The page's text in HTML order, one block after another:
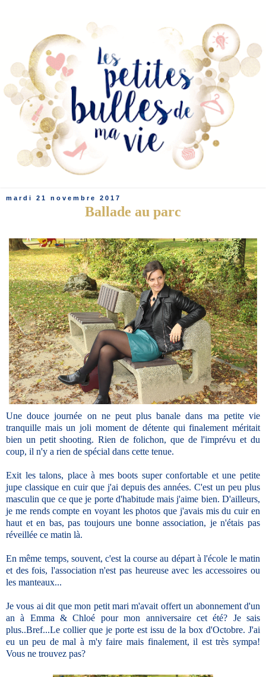
mardi 21 novembre 2017
Ballade au parc
Une douce journée on ne peut plus banale dans ma petite vie
tranquille mais un joli moment de détente qui finalement méritait
bien un petit shooting. Rien de folichon, que de l'imprévu et du
coup, il n'y a rien de spécial dans cette tenue.
Exit les talons, place à mes boots super confortable et une petite
jupe classique en cuir que j'ai depuis des années. C'est un peu plus
masculin que ce que je porte d'habitude mais j'aime bien. D'ailleurs,
je me rends compte en voyant les photos que j'avais mis du cuir en
haut et en bas, pas toujours une bonne association, je n'étais pas
réveillée ce matin là.
En même temps, souvent, c'est la course au départ à l'école le matin
et des fois, l'association n'est pas heureuse avec les accessoires ou
les manteaux...
Je vous ai dit que mon petit mari m'avait offert un abonnement d'un
an à Emma & Chloé pour mon anniversaire cet été? Je sais
plus..Bref...Le collier que je porte est issu de la box d'Octobre. J'ai
eu un peu de mal à m'y faire mais finalement, il est très sympa!
Vous ne trouvez pas?